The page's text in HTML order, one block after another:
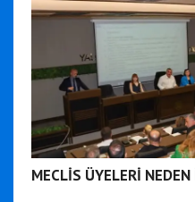
MECLİS ÜYELERİ